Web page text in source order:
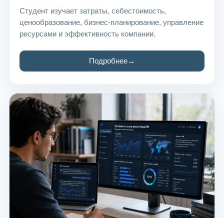
Студент изучает затраты, себестоимость,
ценообразование, бизнес-планирование, управление
ресурсами и эффективность компании.
Подробнее